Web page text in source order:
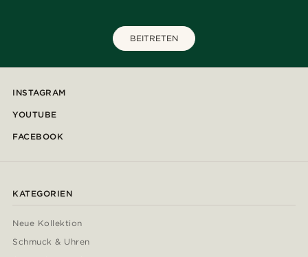
BEITRETEN
INSTAGRAM
YOUTUBE
FACEBOOK
KATEGORIEN
Neue Kollektion
Schmuck & Uhren